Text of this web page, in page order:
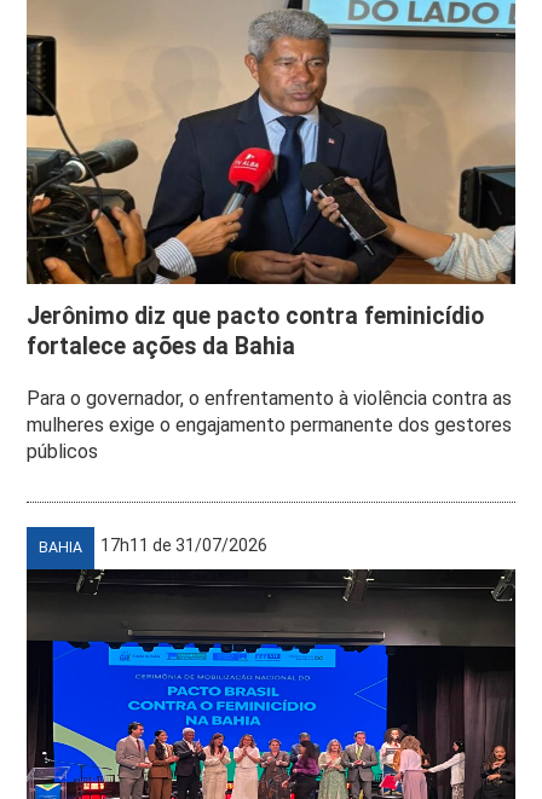
Jerônimo diz que pacto contra feminicídio
fortalece ações da Bahia
Para o governador, o enfrentamento à violência contra as
mulheres exige o engajamento permanente dos gestores
públicos
BAHIA 17h11 de 31/07/2026